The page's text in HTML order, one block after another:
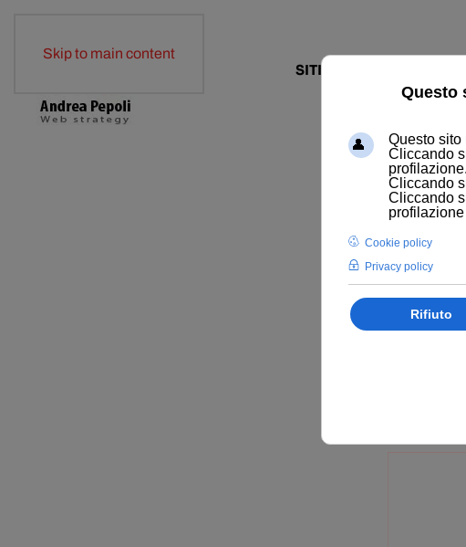
Skip to main content
SITI WEB